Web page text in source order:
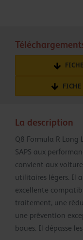
FICHE
La description
Q8 Formula R Long
SAPS aux
convient aux
utilitaires légers. Il
excellente
traitement, une
une prévention
boues. Il dépasse